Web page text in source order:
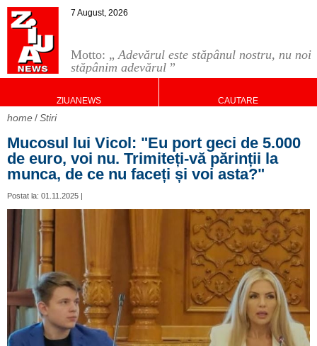
Motto: „Adevărul este stăpânul nostru, nu noi
stăpânim adevărul ”
7 August, 2026
ZIUANEWS CAUTARE
home Stiri
Mucosul lui Vicol: "Eu port geci de 5.000
de euro, voi nu. Trimiteți-vă părinții la
munca, de ce nu faceți și voi asta?"
Postat la: 01.11.2025 |